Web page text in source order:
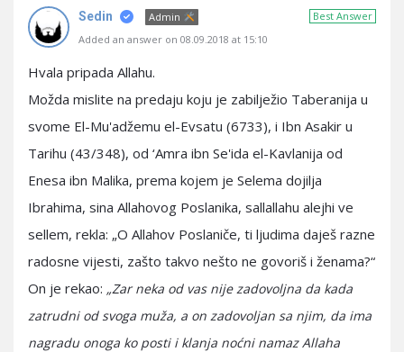
Best Answer
Sedin
Admin
Added an answer on 08.09.2018 at 15:10
Hvala pripada Allahu.
Možda mislite na predaju koju je zabilježio Taberanija u
svome El-Mu'adžemu el-Evsatu (6733), i Ibn Asakir u
Tarihu (43/348), od ‘Amra ibn Se'ida el-Kavlanija od
Enesa ibn Malika, prema kojem je Selema dojilja
Ibrahima, sina Allahovog Poslanika, sallallahu alejhi ve
sellem, rekla: „O Allahov Poslaniče, ti ljudima daješ razne
radosne vijesti, zašto takvo nešto ne govoriš i ženama?“
On je rekao: „Zar neka od vas nije zadovoljna da kada
zatrudni od svoga muža, a on zadovoljan sa njim, da ima
nagradu onoga ko posti i klanja noćni namaz Allaha